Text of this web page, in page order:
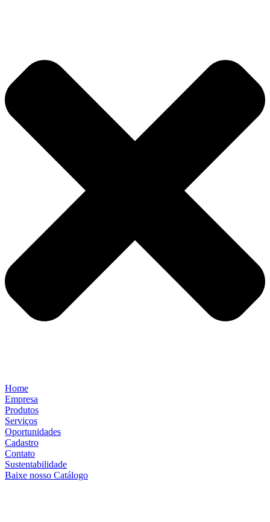
Home
Empresa
Produtos
Serviços
Oportunidades
Cadastro
Contato
Sustentabilidade
Baixe nosso Catálogo